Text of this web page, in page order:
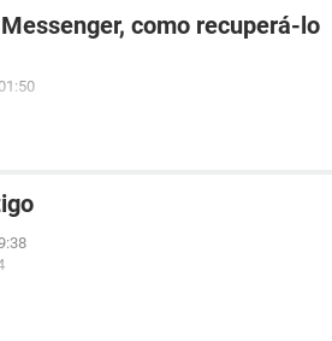
como recuperá-lo